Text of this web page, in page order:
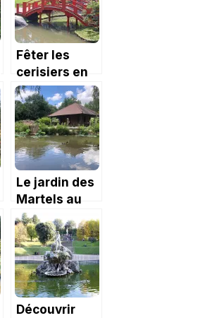
Fêter les
cerisiers en
fleur au
Jardin
Japonais
Le jardin des
Martels au
mois de juin.
Découvrir